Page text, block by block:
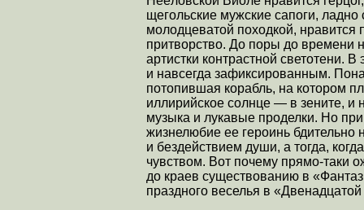
щегольские мужские сапоги,
молодцеватой походкой, нравится
притворство. До поры до времени
артистки контрастной светотени.
и навсегда зафиксированным.
потопившая корабль, на котором
иллирийское солнце — в зените, и
музыка и лукавые проделки. Но
жизнелюбие ее героинь бдительно
и бездействием души, а тогда,
чувством. Вот почему прямо-таки
до краев существованию в
праздного веселья в